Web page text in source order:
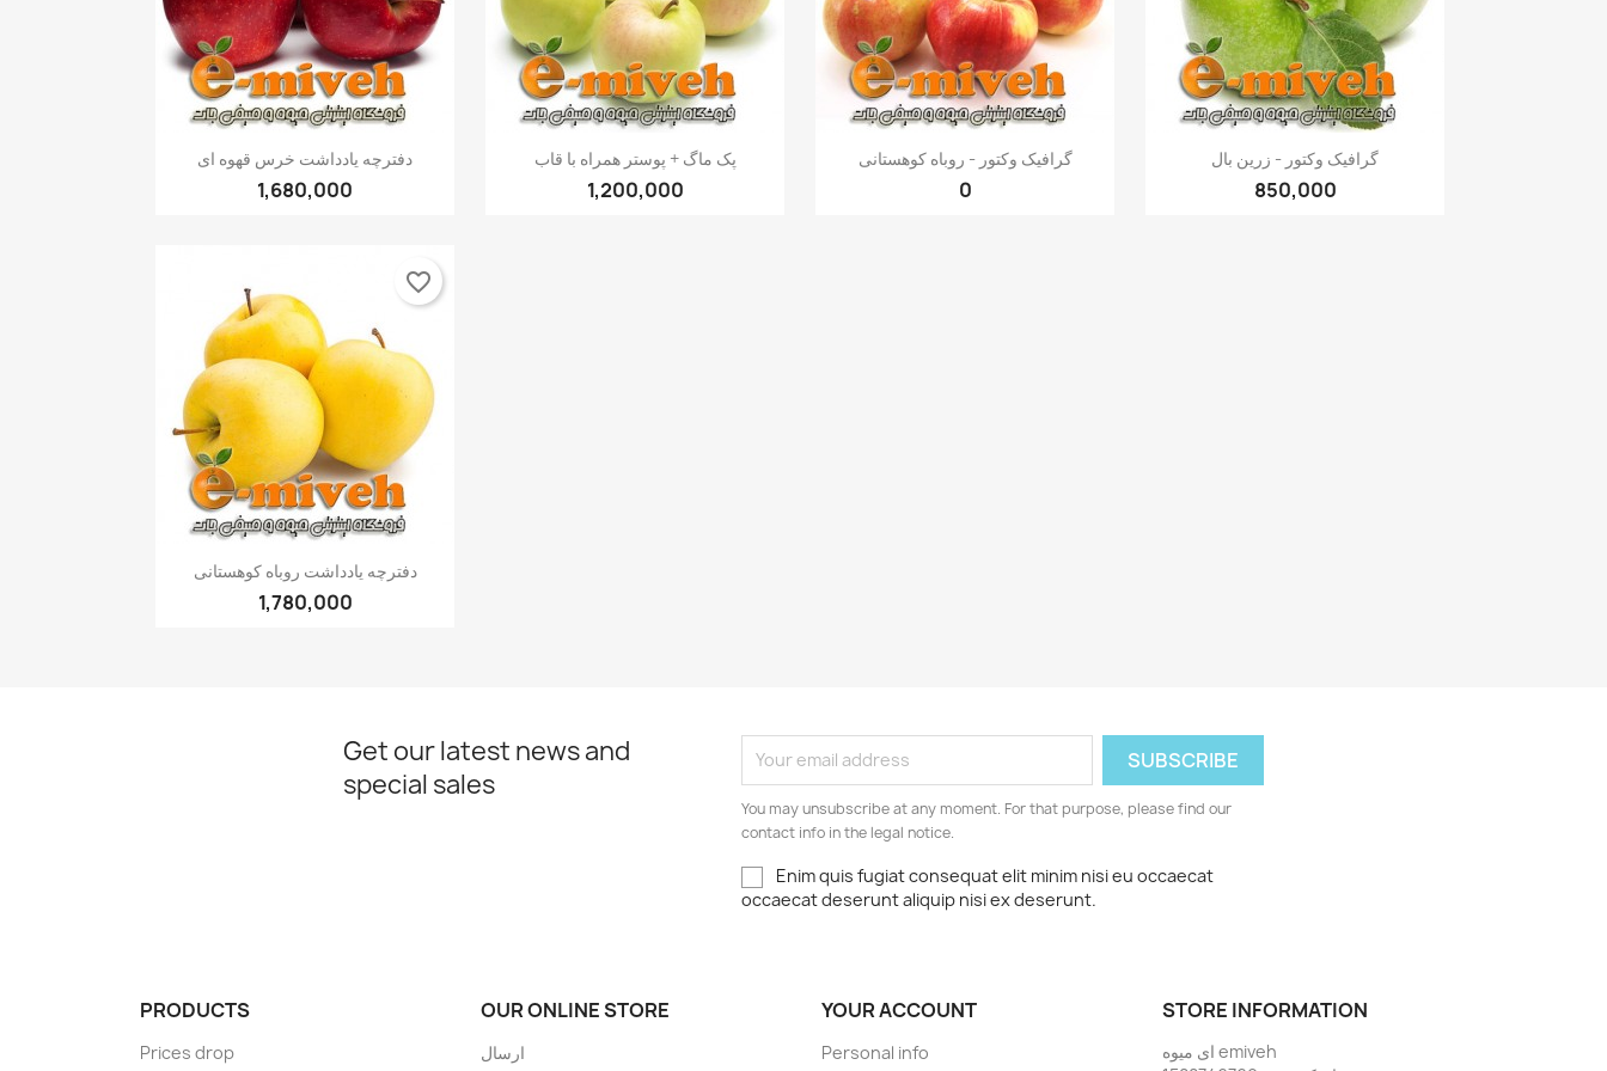
Cancel Create wishlist
دفترچه یادداشت خرس قهوه ای
1,680,000
Quick view پک ماگ + پوستر همراه با قاب
1,200,000
Quick view گرافیک وکتور - روباه کوهستانی
0
Quick view گرافیک وکتور - زرین بال
850,000
Quick view
دفترچه یادداشت روباه کوهستانی
1,780,000
Quick view
favorite_border
Get our latest news and
special sales
You may unsubscribe at any moment. For that purpose, please find our
contact info in the legal notice.
Enim quis fugiat consequat elit minim nisi eu occaecat
occaecat deserunt aliquip nisi ex deserunt.
PRODUCTS
Prices drop
OUR ONLINE STORE
ارسال
YOUR ACCOUNT
Personal info
STORE INFORMATION
ای میوه emiveh